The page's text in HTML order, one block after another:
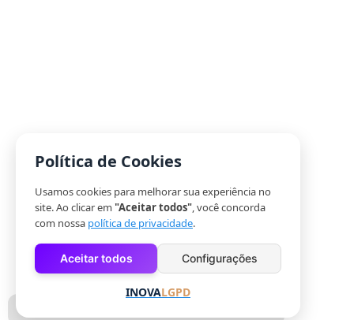
Política de Cookies
Usamos cookies para melhorar sua experiência no
site. Ao clicar em "Aceitar todos", você concorda
com nossa política de privacidade.
Aceitar todos Configurações
INOVALGPD